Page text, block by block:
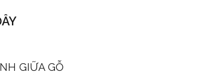
GIỮA GỖ